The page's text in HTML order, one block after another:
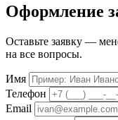
Оформление
Оставьте заявку —
на все вопросы.
Имя
Телефон
Email